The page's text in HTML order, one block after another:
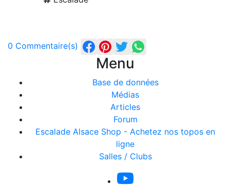
0 Commentaire(s)
Menu
Base de données
Médias
Articles
Forum
Escalade Alsace Shop - Achetez nos topos en
ligne
Salles / Clubs